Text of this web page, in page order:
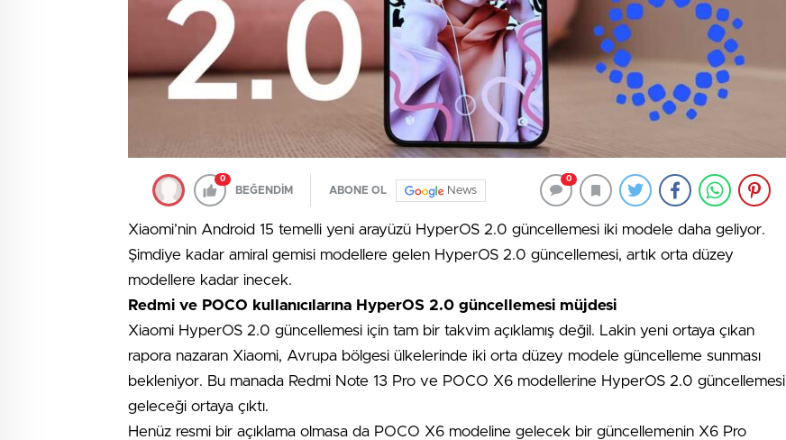
0
BEĞENDİM ABONE OL News
0
Xiaomi’nin Android 15 temelli yeni arayüzü HyperOS 2.0 güncellemesi iki modele daha geliyor.
Şimdiye kadar amiral gemisi modellere gelen HyperOS 2.0 güncellemesi, artık orta düzey
modellere kadar inecek.
Redmi ve POCO kullanıcılarına HyperOS 2.0 güncellemesi müjdesi
Xiaomi HyperOS 2.0 güncellemesi için tam bir takvim açıklamış değil. Lakin yeni ortaya çıkan
rapora nazaran Xiaomi, Avrupa bölgesi ülkelerinde iki orta düzey modele güncelleme sunması
bekleniyor. Bu manada Redmi Note 13 Pro ve POCO X6 modellerine HyperOS 2.0 güncellemesi
geleceği ortaya çıktı.
Henüz resmi bir açıklama olmasa da POCO X6 modeline gelecek bir güncellemenin X6 Pro